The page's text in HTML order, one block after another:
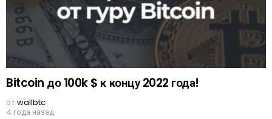
Bitcoin до 100k $ к концу 2022 года!
отwallbtc
4 года назад